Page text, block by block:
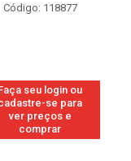
Código: 118877
seu login ou
se para
ver preços e
comprar